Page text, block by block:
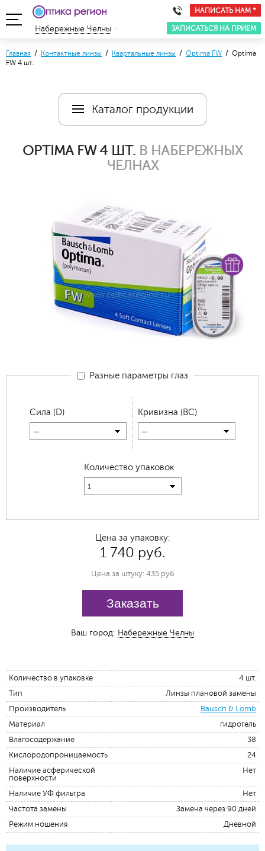
НАПИСАТЬ НАМ *
ЗАПИСАТЬСЯ НА ПРИЕМ
Набережные Челны
Главная / Контактные линзы / Квартальные линзы / Optima FW / Optima
FW 4 шт.
Каталог продукции
OPTIMA FW 4 ШТ. В НАБЕРЕЖНЫХ
ЧЕЛНАХ
Разные параметры глаз
Сила (D)
—
Кривизна (BC)
—
Количество упаковок
1
Цена за упаковку:
1 740 руб.
Цена за штуку: 435 руб
Заказать
Ваш город: Набережные Челны
Количество в упаковке
4 шт.
Тип
Линзы плановой замены
Производитель
Bausch & Lomb
Материал
гидрогель
Влагосодержание
38
Кислородопроницаемость
24
Наличие асферической
поверхности
Нет
Наличие УФ фильтра
Нет
Частота замены
Замена через 90 дней
Режим ношения
Дневной